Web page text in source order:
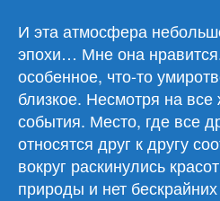
И эта атмосфера
эпохи… Мне она
особенное, что-то
близкое. Несмотря на
события. Место, где все
относятся друг к другу
вокруг раскинулись
природы и нет